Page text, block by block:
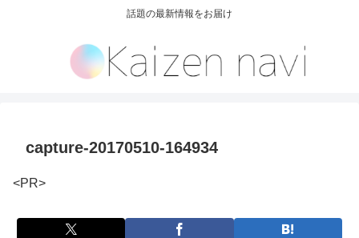
話題の最新情報をお届け
capture-20170510-164934
<PR>